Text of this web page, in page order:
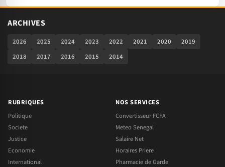
ARCHIVES
2026 2025 2024 2023 2022 2021 2020
2019
2018
2017 2016 2015 2014
RUBRIQUES
Politique
Societe
Justice
Economie
International
NOS SERVICES
Convertisseur FCFA
Meteo Senegal
Salaire Net
Horaires Priere
Pharmacie de Garde